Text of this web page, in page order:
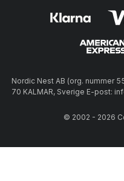
Nordic Nest AB (org. nummer
70 KALMAR, Sverige E-post:
© 2002 - 2026